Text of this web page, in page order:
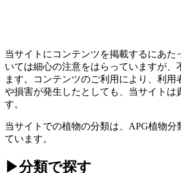
当サイトにコンテンツを掲載するにあた
いては細心の注意をはらっていますが、
ます。コンテンツのご利用により、利用
や損害が発生したとしても、当サイトは
す。
当サイトでの植物の分類は、APG植物分
ています。
▶分類で探す